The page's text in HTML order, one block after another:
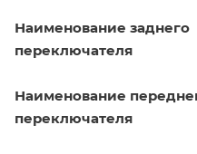
Наименование заднего
переключателя
Наименование
переключателя